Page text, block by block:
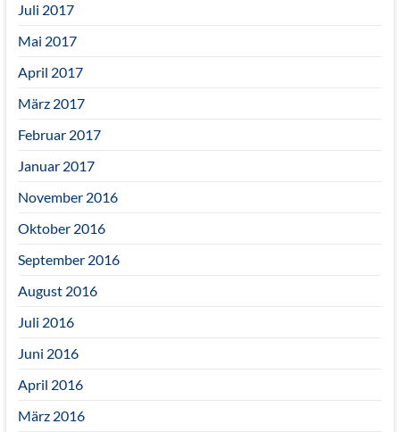
Juli 2017
Mai 2017
April 2017
März 2017
Februar 2017
Januar 2017
November 2016
Oktober 2016
September 2016
August 2016
Juli 2016
Juni 2016
April 2016
März 2016